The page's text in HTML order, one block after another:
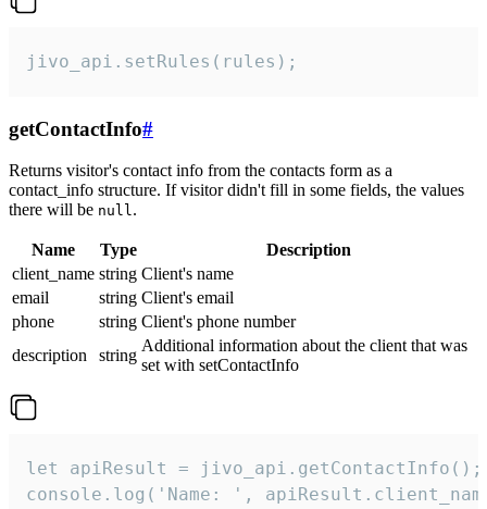
jivo_api.setRules(rules);
getContactInfo#
Returns visitor's contact info from the contacts form as a
contact_info structure. If visitor didn't fill in some fields, the values
there will be null.
Name Type
Description
client_name string Client's name
email
string Client's email
phone
string Client's phone number
description
string
Additional information about the client that was
set with setContactInfo
let apiResult = jivo_api.getContactInfo();
console.log('Name: ',